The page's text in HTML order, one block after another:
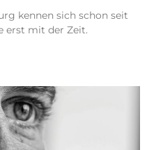
kennen sich schon seit
erst mit der Zeit.